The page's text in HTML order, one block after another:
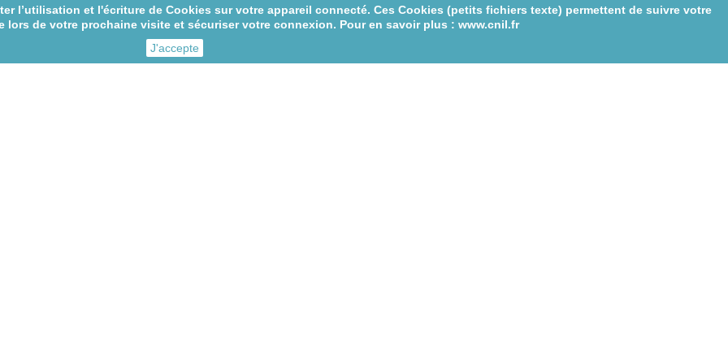
l’utilisation et l'écriture de Cookies sur votre appareil connecté. Ces Cookies (petits fichiers texte) permettent de suivre votre
lors de votre prochaine visite et sécuriser votre connexion. Pour en savoir plus : www.cnil.fr
J'accepte